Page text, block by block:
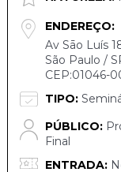
ENDEREÇO:
Av Sāo Luís
São Paulo /
CEP:01046-
TIPO:
PÚBLICO:
Final
ENTRADA: